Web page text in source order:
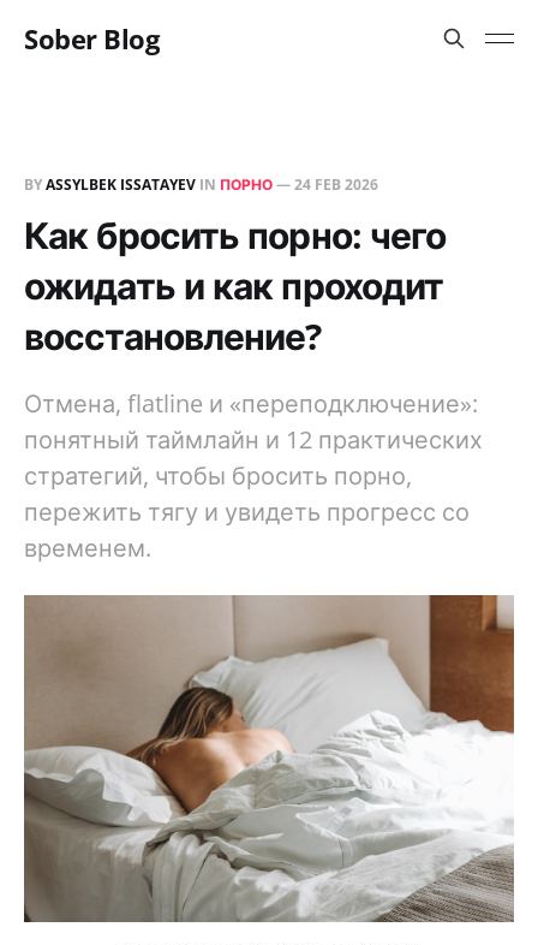
Sober Blog
BYASSYLBEK ISSATAYEV IN ПОРНО—24 FEB 2026
Как бросить порно: чего
ожидать и как проходит
восстановление?
Отмена, flatline и «переподключение»:
понятный таймлайн и 12 практических
стратегий, чтобы бросить порно,
пережить тягу и увидеть прогресс со
временем.